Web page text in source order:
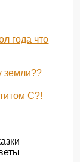
года что
земли??
С?!